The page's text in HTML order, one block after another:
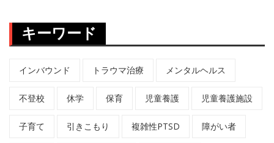
キーワード
インバウンド トラウマ治療 メンタルヘルス
不登校 休学 保育 児童養護 児童養護施設
子育て 引きこもり 複雑性PTSD 障がい者